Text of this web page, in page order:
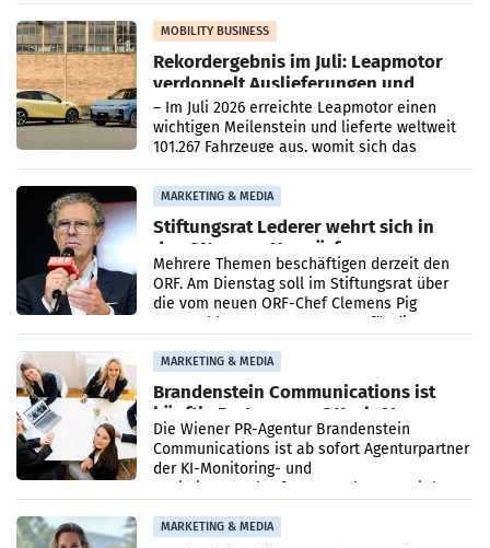
Bundeswettbewerbsbehörde und der
Bundeskartellanwalt
MOBILITY BUSINESS
Rekordergebnis im Juli: Leapmotor
verdoppelt Auslieferungen und
überschreitet die 100.000er-Marke
– Im Juli 2026 erreichte Leapmotor einen
wichtigen Meilenstein und lieferte weltweit
101.267 Fahrzeuge aus, womit sich das
Ergebnis gegenüber Juli 2025 mehr als
verdoppelte (+102
MARKETING & MEDIA
Stiftungsrat Lederer wehrt sich in
den SN gegen Vorwürfe
Mehrere Themen beschäftigen derzeit den
ORF. Am Dienstag soll im Stiftungsrat über
die vom neuen ORF-Chef Clemens Pig
vorgeschlagenen Besetzungen für die
MARKETING & MEDIA
Brandenstein Communications ist
künftig Partner von OtterlyAI
Die Wiener PR-Agentur Brandenstein
Communications ist ab sofort Agenturpartner
der KI-Monitoring- und
Optimierungsplattform OtterlyAI. Damit baut
MARKETING & MEDIA